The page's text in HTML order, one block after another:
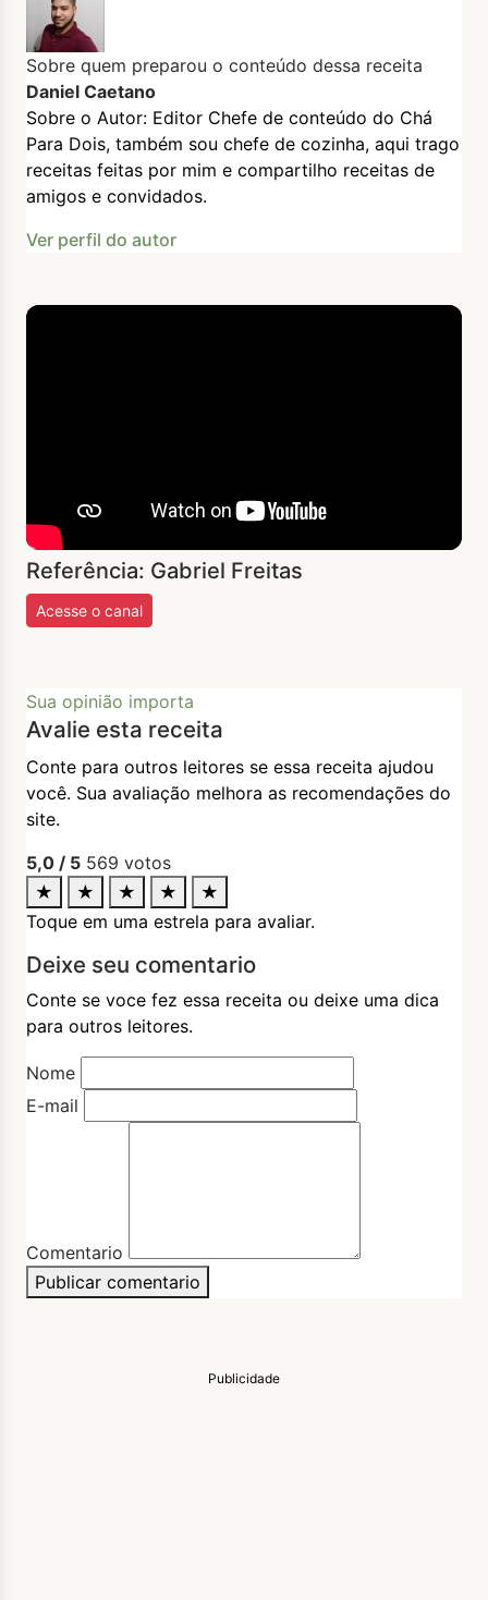
Sobre quem preparou o conteúdo dessa receita
Daniel Caetano
Sobre o Autor: Editor Chefe de conteúdo do Chá
Para Dois, também sou chefe de cozinha, aqui trago
receitas feitas por mim e compartilho receitas de
amigos e convidados.
Ver perfil do autor
Referência: Gabriel Freitas
Acesse o canal
Sua opinião importa
Avalie esta receita
Conte para outros leitores se essa receita ajudou
você. Sua avaliação melhora as recomendações do
site.
5,0 / 5 569 votos
★
★ ★ ★
★
Toque em uma estrela para avaliar.
Deixe seu comentario
Conte se voce fez essa receita ou deixe uma dica
para outros leitores.
Nome
E-mail
Comentario
Publicar comentario
Publicidade